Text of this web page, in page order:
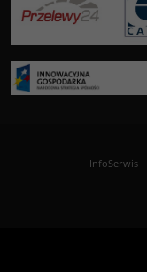
InfoSerwis-